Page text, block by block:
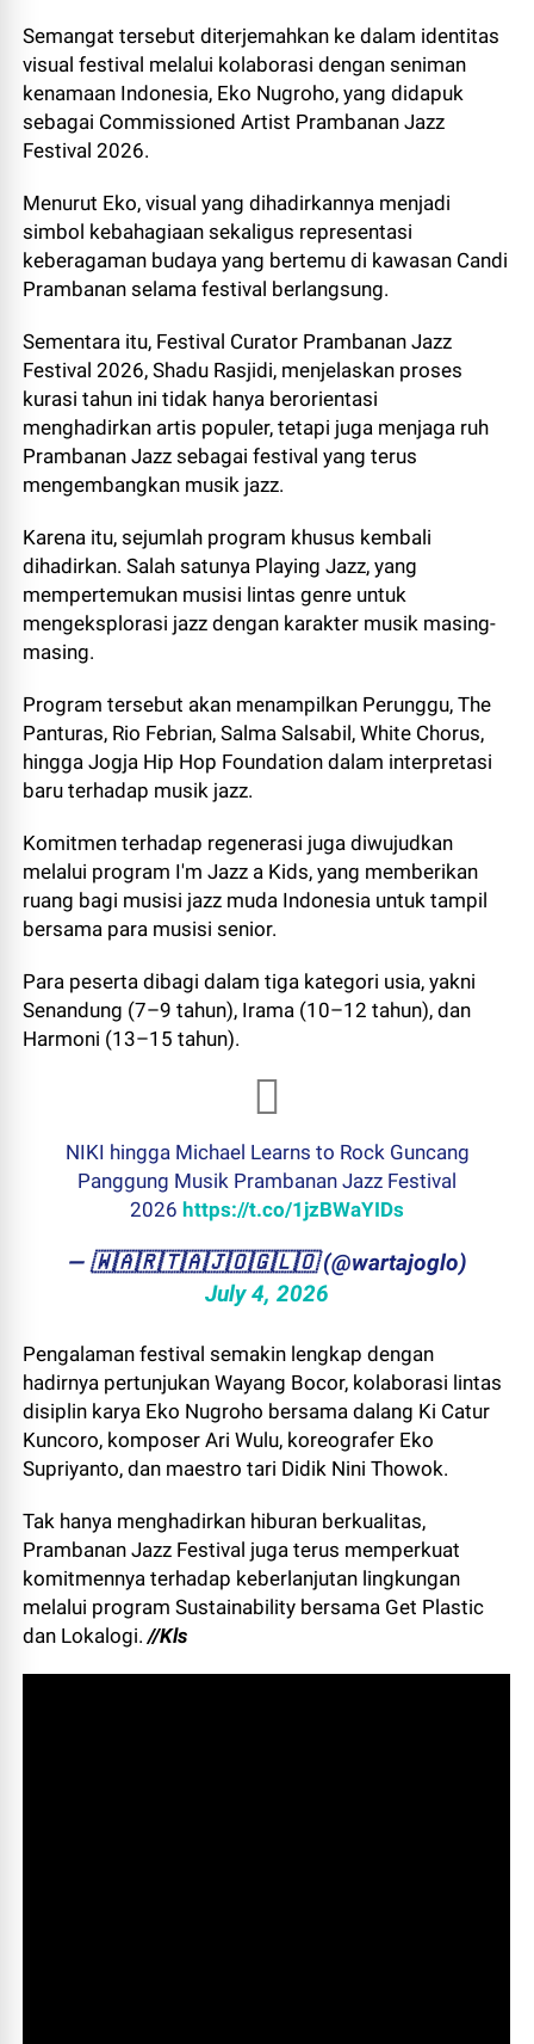
Semangat tersebut diterjemahkan ke dalam identitas
visual festival melalui kolaborasi dengan seniman
kenamaan Indonesia, Eko Nugroho, yang didapuk
sebagai Commissioned Artist Prambanan Jazz
Festival 2026.
Menurut Eko, visual yang dihadirkannya menjadi
simbol kebahagiaan sekaligus representasi
keberagaman budaya yang bertemu di kawasan Candi
Prambanan selama festival berlangsung.
Sementara itu, Festival Curator Prambanan Jazz
Festival 2026, Shadu Rasjidi, menjelaskan proses
kurasi tahun ini tidak hanya berorientasi
menghadirkan artis populer, tetapi juga menjaga ruh
Prambanan Jazz sebagai festival yang terus
mengembangkan musik jazz.
Karena itu, sejumlah program khusus kembali
dihadirkan. Salah satunya Playing Jazz, yang
mempertemukan musisi lintas genre untuk
mengeksplorasi jazz dengan karakter musik masing-
masing.
Program tersebut akan menampilkan Perunggu, The
Panturas, Rio Febrian, Salma Salsabil, White Chorus,
hingga Jogja Hip Hop Foundation dalam interpretasi
baru terhadap musik jazz.
Komitmen terhadap regenerasi juga diwujudkan
melalui program I'm Jazz a Kids, yang memberikan
ruang bagi musisi jazz muda Indonesia untuk tampil
bersama para musisi senior.
Para peserta dibagi dalam tiga kategori usia, yakni
Senandung (7–9 tahun), Irama (10–12 tahun), dan
Harmoni (13–15 tahun).
NIKI hingga Michael Learns to Rock Guncang
Panggung Musik Prambanan Jazz Festival
2026 https://t.co/1jzBWaYIDs
— ​🇼​​🇦​​🇷​​🇹​​🇦​​🇯​​🇴​​🇬​​🇱​​🇴 (@wartajoglo)
July 4, 2026
Pengalaman festival semakin lengkap dengan
hadirnya pertunjukan Wayang Bocor, kolaborasi lintas
disiplin karya Eko Nugroho bersama dalang Ki Catur
Kuncoro, komposer Ari Wulu, koreografer Eko
Supriyanto, dan maestro tari Didik Nini Thowok.
Tak hanya menghadirkan hiburan berkualitas,
Prambanan Jazz Festival juga terus memperkuat
komitmennya terhadap keberlanjutan lingkungan
melalui program Sustainability bersama Get Plastic
dan Lokalogi.//Kls